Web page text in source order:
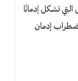
تشكل إدمانًا
إدمان